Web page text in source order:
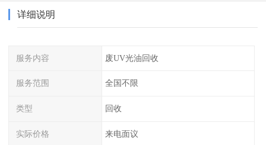
详细说明
服务内容 废UV光油回收
服务范围 全国不限
类型 回收
实际价格 来电面议